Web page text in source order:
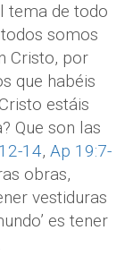
tema de todo
somos
Cristo, por
que habéis
estáis
Que son las
14, Ap 19:7-
obras,
vestiduras
es tener